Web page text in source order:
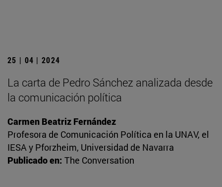
25 | 04 | 2024
La carta de Pedro Sánchez analizada desde
la comunicación política
Carmen Beatriz Fernández
Profesora de Comunicación Política en la UNAV, el
IESA y Pforzheim, Universidad de Navarra
Publicado en: The Conversation